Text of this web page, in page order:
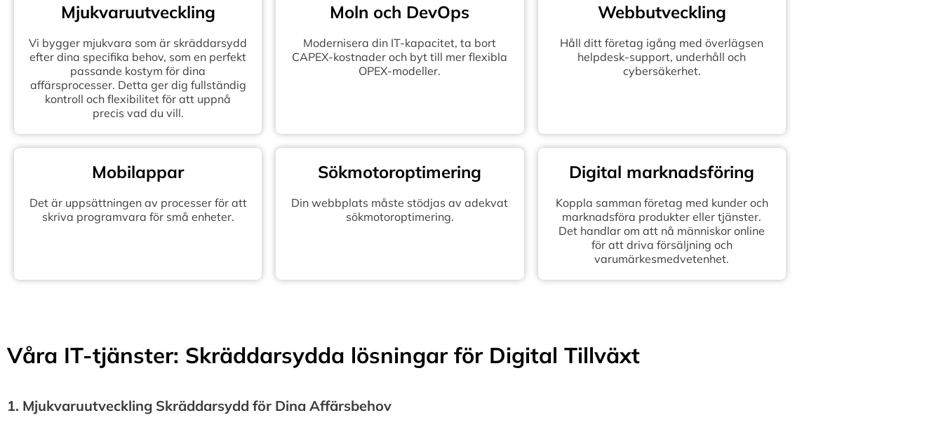
Mjukvaruutveckling
Vi bygger mjukvara som är skräddarsydd
efter dina specifika behov, som en perfekt
passande kostym för dina
affärsprocesser. Detta ger dig fullständig
kontroll och flexibilitet för att uppnå
precis vad du vill.
Moln och DevOps
Modernisera din IT-kapacitet, ta bort
CAPEX-kostnader och byt till mer flexibla
OPEX-modeller.
Webbutveckling
Håll ditt företag igång med överlägsen
helpdesk-support, underhåll och
cybersäkerhet.
Mobilappar
Det är uppsättningen av processer för att
skriva programvara för små enheter.
Sökmotoroptimering
Din webbplats måste stödjas av adekvat
sökmotoroptimering.
Digital marknadsföring
Koppla samman företag med kunder och
marknadsföra produkter eller tjänster.
Det handlar om att nå människor online
för att driva försäljning och
varumärkesmedvetenhet.
Våra IT-tjänster: Skräddarsydda lösningar för Digital Tillväxt
1.⁠ ⁠Mjukvaruutveckling Skräddarsydd för Dina Affärsbehov